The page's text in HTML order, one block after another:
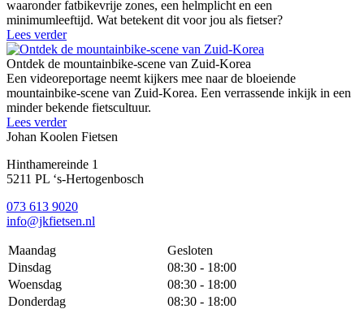
waaronder fatbikevrije zones, een helmplicht en een
minimumleeftijd. Wat betekent dit voor jou als fietser?
Lees verder
Ontdek de mountainbike-scene van Zuid-Korea
Een videoreportage neemt kijkers mee naar de bloeiende
mountainbike-scene van Zuid-Korea. Een verrassende inkijk in een
minder bekende fietscultuur.
Lees verder
Johan Koolen Fietsen
Hinthamereinde 1
5211 PL ‘s-Hertogenbosch
073 613 9020
info@jkfietsen.nl
Maandag
Gesloten
Dinsdag
08:30 - 18:00
Woensdag
08:30 - 18:00
Donderdag
08:30 - 18:00